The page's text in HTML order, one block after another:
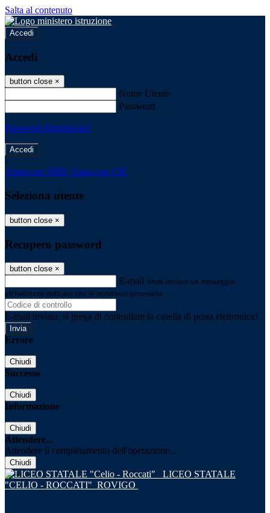
Salta al contenuto
Accedi
Accedi
button close ×
Nome Utente
Password
Password dimenticata?
-
Entra con SPID Entra con CIE
Seleziona utente
button close ×
Recupero password
button close ×
E-mail Verrà inviato un messaggio
all'indirizzo indicato con le istruzioni necessarie.
E-mail inviata, si prega di controllare la casella di posta elettronica!
Errore
Chiudi
Successo
Chiudi
Informazione
Chiudi
Attendere...
Attendere il completamento dell'operazione...
Chiudi
LICEO STATALE
"CELIO - ROCCATI" ROVIGO